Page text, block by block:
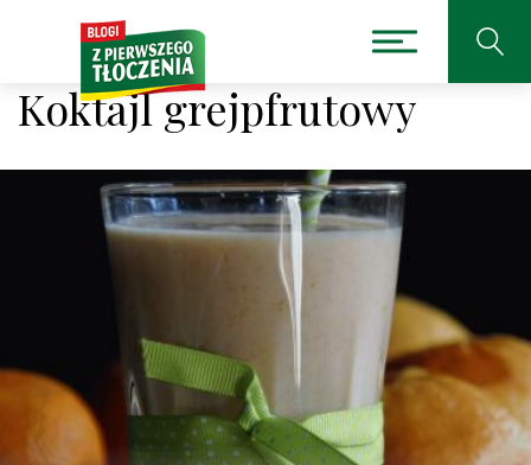
Koktajl grejpfrutowy